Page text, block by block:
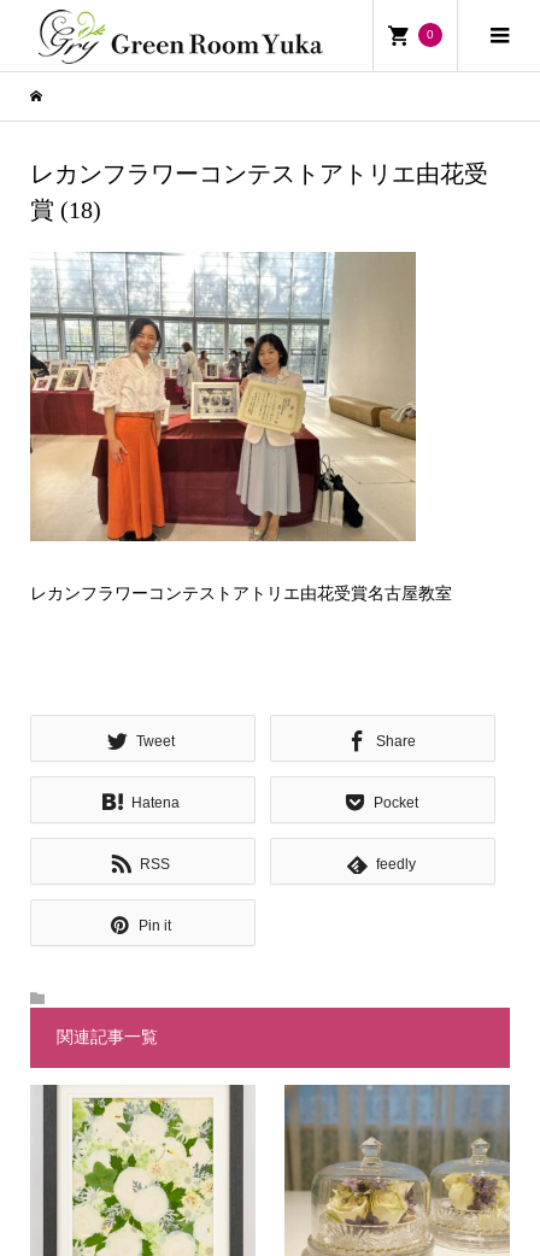
0
レカンフラワーコンテストアトリエ由花受
賞 (18)
レカンフラワーコンテストアトリエ由花受賞名古屋教室
Tweet Share
Hatena Pocket
RSS feedly
Pin it
関連記事一覧